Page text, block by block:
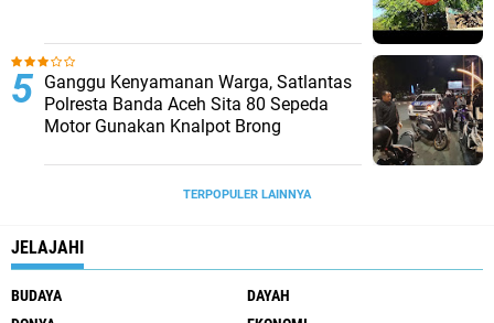
Ganggu Kenyamanan Warga, Satlantas
Polresta Banda Aceh Sita 80 Sepeda
Motor Gunakan Knalpot Brong
TERPOPULER LAINNYA
JELAJAHI
BUDAYA
DAYAH